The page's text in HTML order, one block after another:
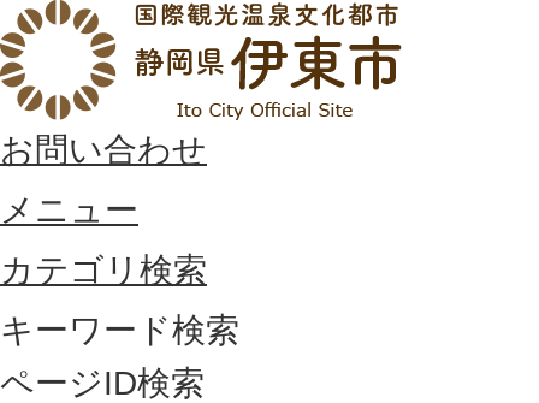
お問い合わせ
メニュー
カテゴリ検索
キーワード検索
ページID検索